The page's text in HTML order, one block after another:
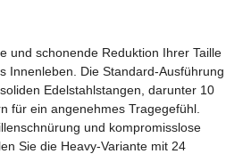
und schonende Reduktion Ihrer Taille
Innenleben. Die Standard-Ausführung
Edelstahlstangen, darunter 10
für ein angenehmes Tragegefühl.
und kompromisslose
Sie die Heavy-Variante mit 24